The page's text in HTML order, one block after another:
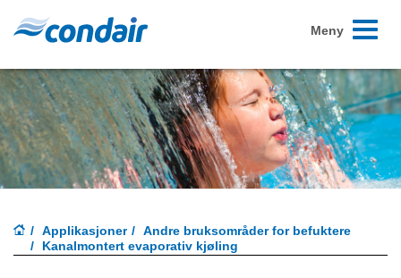
Skift
Meny
Applikasjoner
Andre bruksområder for befuktere
Kanalmontert evaporativ kjøling